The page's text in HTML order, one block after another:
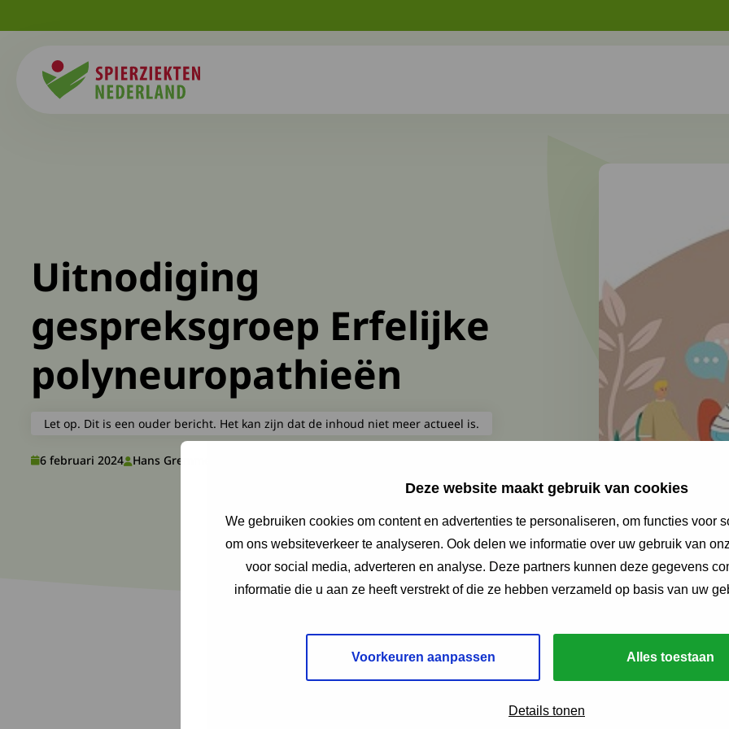
Deze website maakt gebruik van cookies
We gebruiken cookies om content en advertenties te personaliseren, om functies voor
om ons websiteverkeer te analyseren. Ook delen we informatie over uw gebruik van
voor social media, adverteren en analyse. Deze partners kunnen deze gegevens
informatie die u aan ze heeft verstrekt of die ze hebben verzameld op basis van uw
Voorkeuren aanpassen Alles toestaan
Details tonen
Uitnodiging
gespreksgroep Erfelijke
polyneuropathieën
Let op. Dit is een ouder bericht. Het kan zijn dat de inhoud niet meer actueel is.
6 februari 2024 Hans Gremmen, diagnosewerkgroep Erfelijke polyneuropathieën